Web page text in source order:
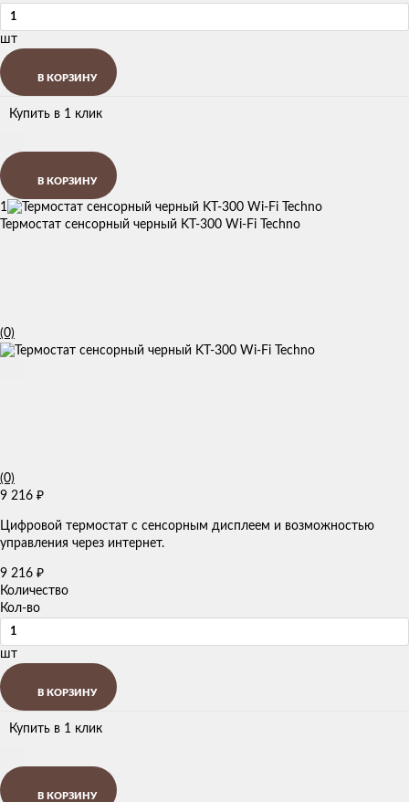
шт
В КОРЗИНУ
Купить в 1 клик
В КОРЗИНУ
1
Термостат сенсорный черный KT-300 Wi-Fi Techno
(0)
(0)
9 216 ₽
Цифровой термостат с сенсорным дисплеем и возможностью
управления через интернет.
9 216 ₽
Количество
Кол-во
шт
В КОРЗИНУ
Купить в 1 клик
В КОРЗИНУ